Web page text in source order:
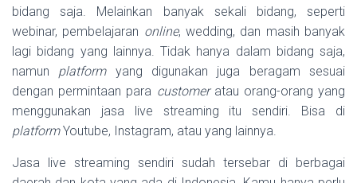
bidang saja. Melainkan banyak sekali bidang, seperti
webinar, pembelajaran online, wedding, dan masih banyak
lagi bidang yang lainnya. Tidak hanya dalam bidang saja,
namun platform yang digunakan juga beragam sesuai
dengan permintaan para customeratau orang-orang yang
menggunakan jasa live streaming itu sendiri. Bisa di
platformYoutube, Instagram, atau yang lainnya.
Jasa live streaming sendiri sudah tersebar di berbagai